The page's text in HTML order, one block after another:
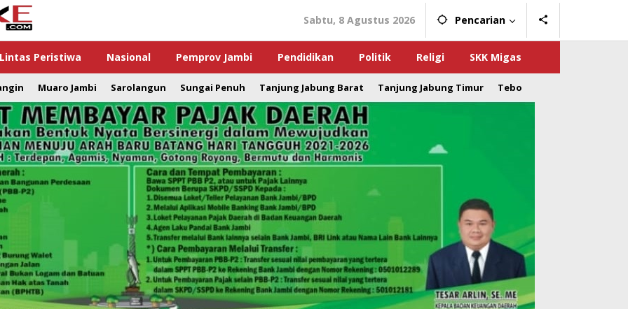
Sabtu, 8 Agustus 2026 Pencarian
Lintas Peristiwa Nasional Pemprov Jambi Pendidikan Politik Religi SKK Migas
Muaro Jambi Sarolangun Sungai Penuh Tanjung Jabung Barat Tanjung Jabung Timur Tebo